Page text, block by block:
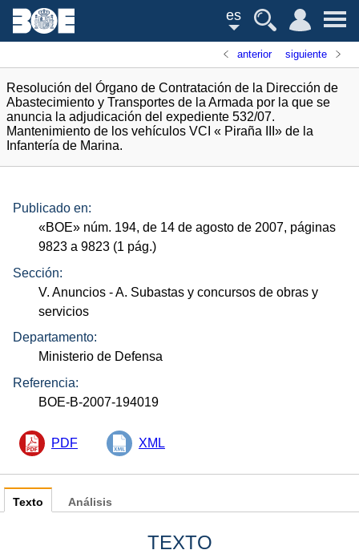
es
anterior siguiente
Resolución del Órgano de Contratación de la Dirección de
Abastecimiento y Transportes de la Armada por la que se
anuncia la adjudicación del expediente 532/07.
Mantenimiento de los vehículos VCI « Piraña III» de la
Infantería de Marina.
Publicado en:
«BOE» núm. 194, de 14 de agosto de 2007, páginas
9823 a 9823 (1 pág.)
Sección:
V. Anuncios - A. Subastas y concursos de obras y
servicios
Departamento:
Ministerio de Defensa
Referencia:
BOE-B-2007-194019
PDF XML
Texto
TEXTO
Análisis